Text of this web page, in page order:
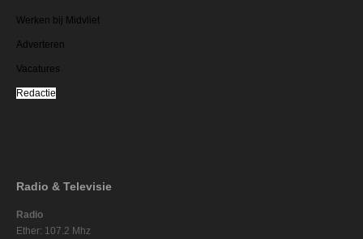
Werken bij Midvliet
Adverteren
Vacatures
Redactie
Radio & Televisie
Radio
Ether: 107.2 Mhz